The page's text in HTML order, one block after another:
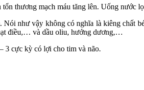
thương mạch máu tăng lên. Uống nước
như vậy không có nghĩa là kiêng chất
điều,… và dầu oliu, hướng dương,…
3 cực kỳ có lợi cho tim và não.